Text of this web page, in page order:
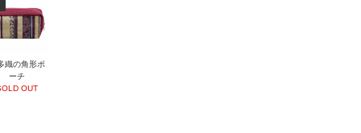
織の角形ポ
ーチ
OUT